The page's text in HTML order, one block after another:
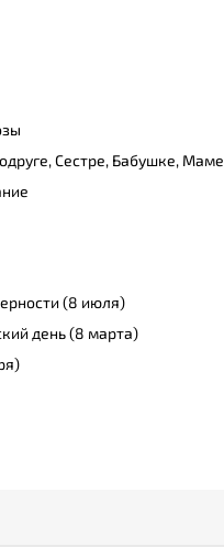
Сестре, Бабушке, Маме
(8 июля)
день (8 марта)